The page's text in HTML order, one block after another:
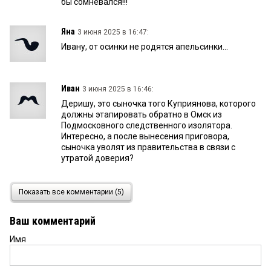
Яна 3 июня 2025 в 16:47:
Ивану, от осинки не родятся апельсинки...
Иван 3 июня 2025 в 16:46:
Деришу, это сыночка того Куприянова, которого
должны этапировать обратно в Омск из
Подмосковного следственного изолятора.
Интересно, а после вынесения приговора,
сыночка уволят из правительства в связи с
утратой доверия?
1 июня 2025 в 20:13:
Что характерно, кто говорит про миллиард,
то уже что?
Показать все комментарии (5)
Ваш комментарий
Имя